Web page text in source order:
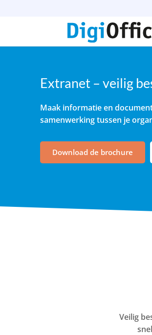
Extranet – veilig
Maak informatie en
samenwerking tussen je
Download de brochure
Veilig